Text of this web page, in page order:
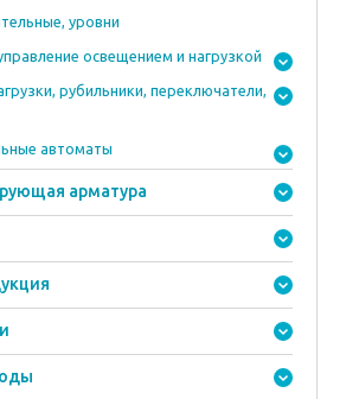
уровни
освещением и нагрузкой
рубильники, переключатели,
автоматы
арматура